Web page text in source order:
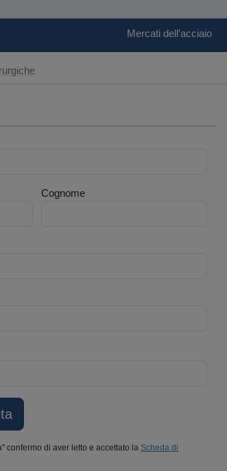
Mercati dell'acciaio
Cognome
confermo di aver letto e accettato la Scheda di